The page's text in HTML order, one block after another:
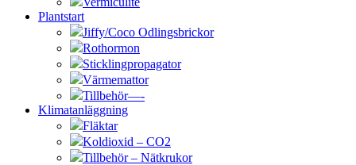
Plantstart
Jiffy/Coco Odlingsbrickor
Rothormon
Sticklingpropagator
Värmemattor
Tillbehör—-
Klimatanläggning
Fläktar
Koldioxid – CO2
Tillbehör – Nätkrukor